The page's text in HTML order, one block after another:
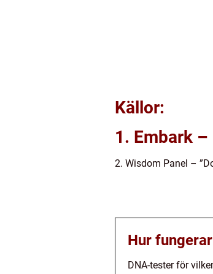
Källor:
1. Embark –
2. Wisdom Panel –
Hur
DNA-tester för